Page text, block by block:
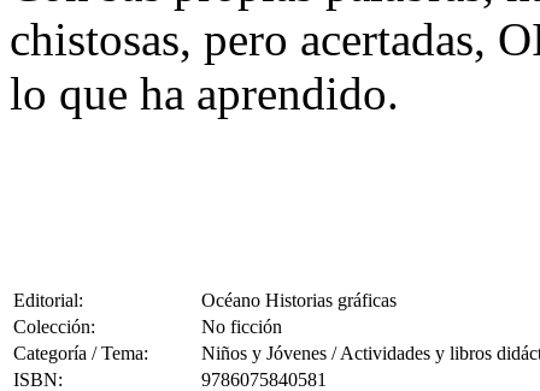
chistosas, pero acertadas,
lo que ha aprendido.
Editorial:
Océano Historias gráficas
Colección:
No ficción
Categoría / Tema:
Niños y Jóvenes / Actividades y libros
ISBN:
9786075840581